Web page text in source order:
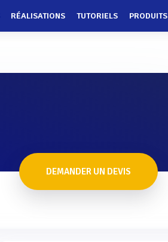
RÉALISATIONS TUTORIELS PRODUITS
DEMANDER UN DEVIS